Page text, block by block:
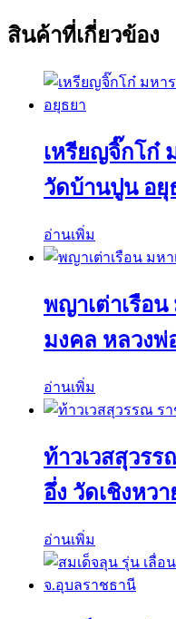
สินค้าที่เกี่ยวข้อง
เหรียญจิ๊กโก๋
วัดบ้านปูน อยุ
อ่านเพิ่ม
พญาเต่าเรือ
มงคล หลวงพ่
อ่านเพิ่ม
ท้าวเวสสุวร
อึ่ง วัดเชิงหวา
อ่านเพิ่ม